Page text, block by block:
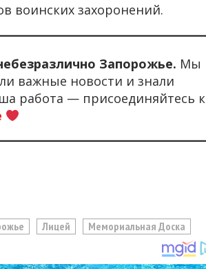
воинских захоронений.
Запорожье. Мы
важные новости и знали
работа — присоединяйтесь к
Лицей Мемориальная Доска